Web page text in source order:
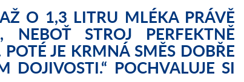
O 1,3 LITRU MLÉKA PRÁVĚ
STROJ PERFEKTNĚ
JE KRMNÁ SMĚS DOBŘE
POCHVALUJE SI